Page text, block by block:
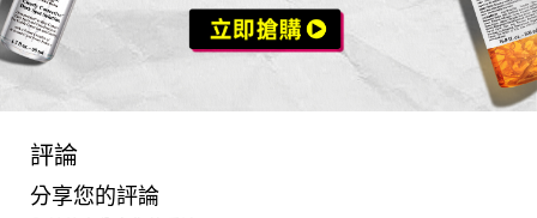
評論
分享您的評論